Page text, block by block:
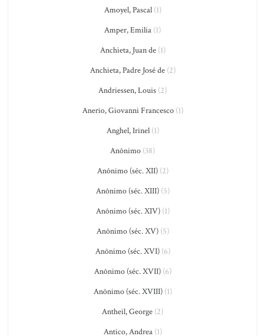
Amoyel, Pascal(1)
Amper, Emilia (1)
Anchieta, Juan de(1)
Anchieta, Padre José de(2)
Andriessen, Louis (2)
Anerio, Giovanni Francesco(1)
Anghel, Irinel(1)
Anônimo (38)
Anônimo (séc. XII)(2)
Anônimo (séc. XIII)(5)
Anônimo (séc. XIV)(1)
Anônimo (séc. XV)(5)
Anônimo (séc. XVI)(6)
Anônimo (séc. XVII)(6)
Anônimo (séc. XVIII)(1)
Antheil, George (2)
Antico, Andrea(1)